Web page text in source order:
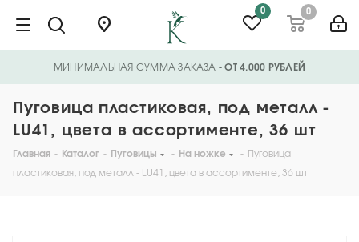
0 0
МИНИМАЛЬНАЯ СУММА ЗАКАЗА - ОТ 4.000 РУБЛЕЙ
Пуговица пластиковая, под металл -
LU41, цвета в ассортименте, 36 шт
Главная - Каталог - Пуговицы - На ножке - Пуговица
пластиковая, под металл - LU41, цвета в ассортименте, 36 шт